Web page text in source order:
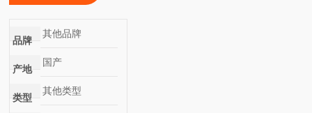
品牌
其他品牌
产地
国产
类型
其他类型